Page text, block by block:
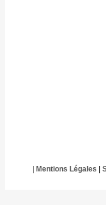
Mentions Légales